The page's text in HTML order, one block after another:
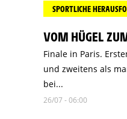
SPORTLICHE
VOM HÜGEL
Finale in Paris.
und zweitens als
bei...
26/07 - 06:00